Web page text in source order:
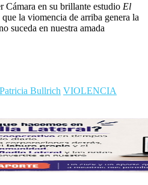
Cámara en su brillante estudio El
que la viomencia de arriba genera la
suceda en nuestra amada
Patricia Bullrich VIOLENCIA